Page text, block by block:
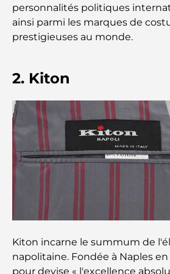
L'école GEMS la plus chère
complet pour les parents
guide pour les familles
Les meilleurs restaurants
voyage culinaire
Découvrez la promenade de
balade placée sous le signe
panoramas.
Meilleurs quartiers où vivre
Hôtels 5 étoiles à Dubaï : un
chaque voyageur
personnalités politiques
ainsi parmi les marques de
prestigieuses au monde.
2. Kiton
Kiton incarne le summum de
napolitaine. Fondée à Naples en
pour devise « l'excellence